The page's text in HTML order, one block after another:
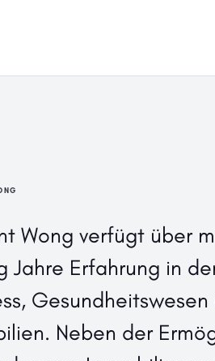
Wong verfügt über
Jahre Erfahrung in
Gesundheitswesen
Neben der